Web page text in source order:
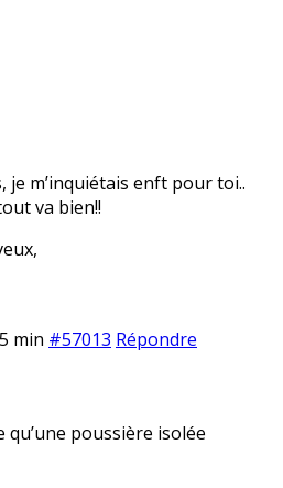
je m’inquiétais enft pour toi..
va bien!!
min #57013 Répondre
qu’une poussière isolée